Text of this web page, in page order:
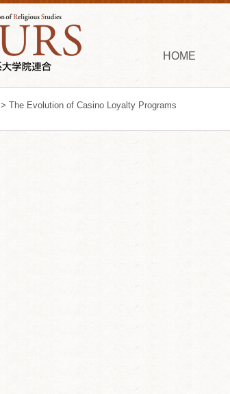
HOME
> The Evolution of Casino Loyalty Programs